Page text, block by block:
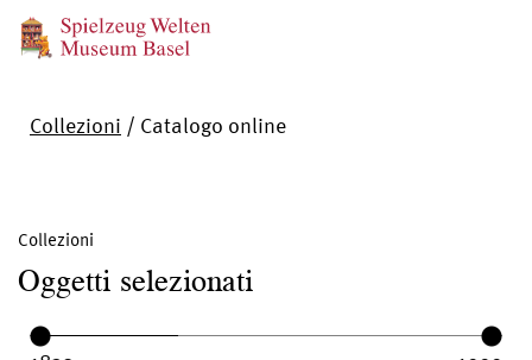
Collezioni / Catalogo online
Collezioni
Oggetti selezionati
Year range:
Year from:
Year until: